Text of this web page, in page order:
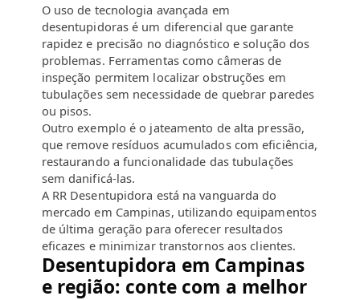
O uso de tecnologia avançada em
desentupidoras é um diferencial que garante
rapidez e precisão no diagnóstico e solução dos
problemas. Ferramentas como câmeras de
inspeção permitem localizar obstruções em
tubulações sem necessidade de quebrar paredes
ou pisos.
Outro exemplo é o jateamento de alta pressão,
que remove resíduos acumulados com eficiência,
restaurando a funcionalidade das tubulações
sem danificá-las.
A RR Desentupidora está na vanguarda do
mercado em Campinas, utilizando equipamentos
de última geração para oferecer resultados
eficazes e minimizar transtornos aos clientes.
Desentupidora em Campinas
e região: conte com a melhor